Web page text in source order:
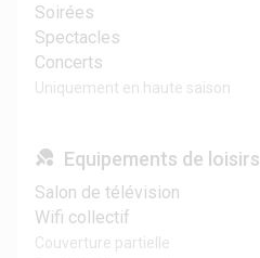
Soirées
Spectacles
Concerts
Uniquement en haute saison
Equipements de loisirs
Salon de télévision
Wifi collectif
Couverture partielle